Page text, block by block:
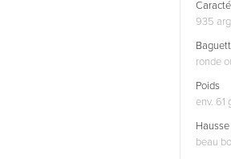
935
ronde
Poids
env. 61
Hausse
beau